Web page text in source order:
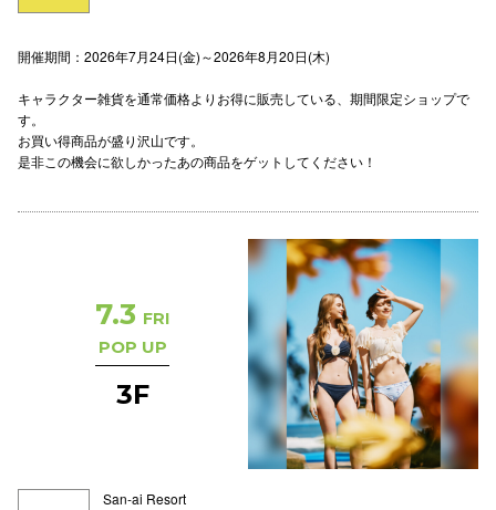
開催期間：2026年7月24日(金)～2026年8月20日(木)
キャラクター雑貨を通常価格よりお得に販売している、期間限定ショップで
す。
お買い得商品が盛り沢山です。
是非この機会に欲しかったあの商品をゲットしてください！
7.3 FRI
POP UP
3F
San-ai Resort